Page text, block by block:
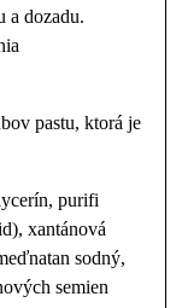
a dozadu.
pastu, ktorá je
purifi
xantánová
sodný,
semien